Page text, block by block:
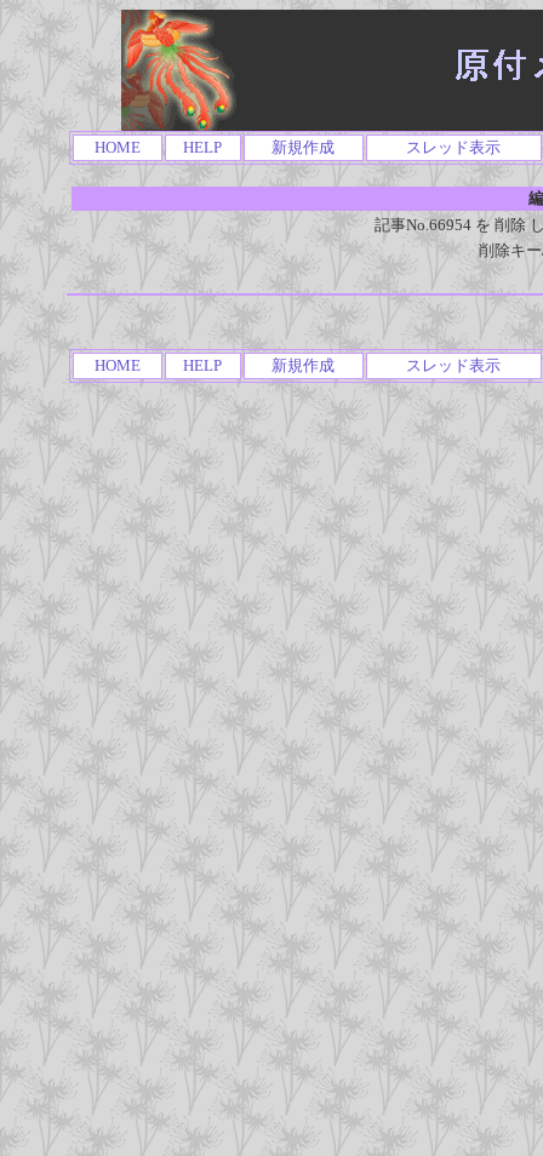
HOME HELP 新規作成 スレッド表示
記事No.66954 を 削除
削除キ
HOME HELP 新規作成 スレッド表示